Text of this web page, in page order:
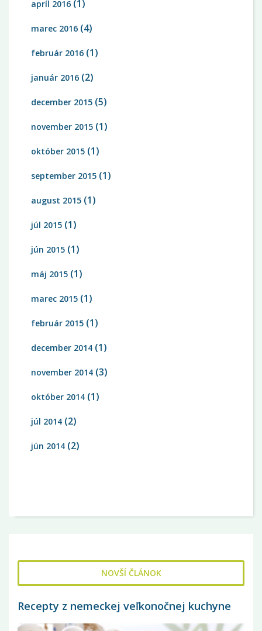
apríl 2016 (1)
marec 2016 (4)
február 2016 (1)
január 2016 (2)
december 2015 (5)
november 2015 (1)
október 2015 (1)
september 2015 (1)
august 2015 (1)
júl 2015 (1)
jún 2015 (1)
máj 2015 (1)
marec 2015 (1)
február 2015 (1)
december 2014 (1)
november 2014 (3)
október 2014 (1)
júl 2014 (2)
jún 2014 (2)
NOVŠÍ ČLÁNOK
Recepty z nemeckej veľkonočnej kuchyne